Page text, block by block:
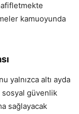
kamuoyunda
yalnızca altı ayda
sosyal güvenlik
sağlayacak